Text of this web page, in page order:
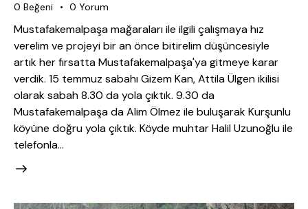
0 Beğeni 0 Yorum
Mustafakemalpaşa mağaraları ile ilgili çalışmaya hız
verelim ve projeyi bir an önce bitirelim düşüncesiyle
artık her fırsatta Mustafakemalpaşa'ya gitmeye karar
verdik. 15 temmuz sabahı Gizem Kan, Attila Ülgen ikilisi
olarak sabah 8.30 da yola çıktık. 9.30 da
Mustafakemalpaşa da Alim Ölmez ile buluşarak Kurşunlu
köyüne doğru yola çıktık. Köyde muhtar Halil Uzunoğlu ile
telefonla…